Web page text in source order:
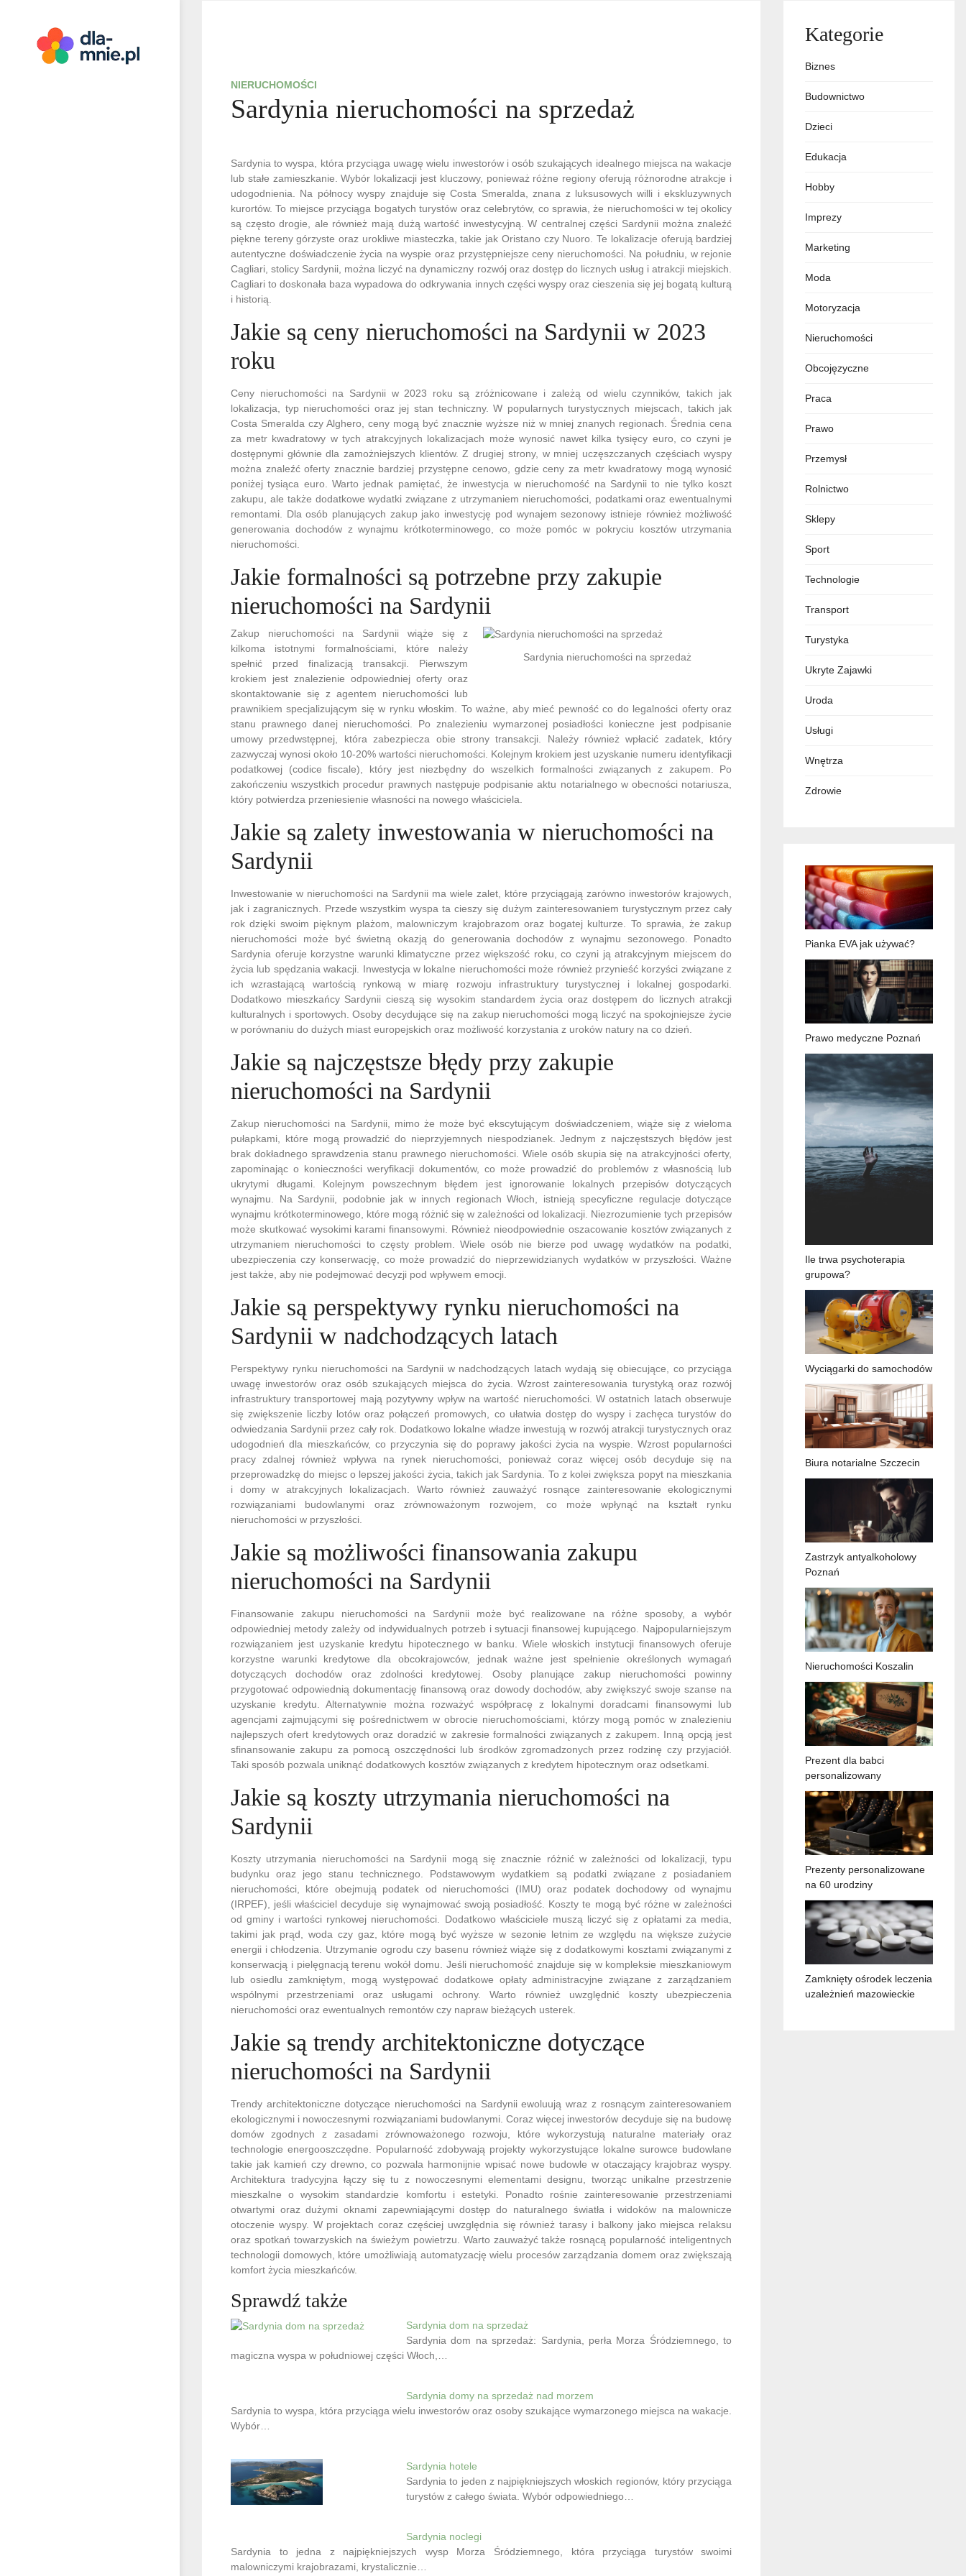
NIERUCHOMOŚCI
Sardynia nieruchomości na sprzedaż
Sardynia to wyspa, która przyciąga uwagę wielu inwestorów i osób szukających idealnego miejsca na wakacje
lub stałe zamieszkanie. Wybór lokalizacji jest kluczowy, ponieważ różne regiony oferują różnorodne atrakcje i
udogodnienia. Na północy wyspy znajduje się Costa Smeralda, znana z luksusowych willi i ekskluzywnych
kurortów. To miejsce przyciąga bogatych turystów oraz celebrytów, co sprawia, że nieruchomości w tej okolicy
są często drogie, ale również mają dużą wartość inwestycyjną. W centralnej części Sardynii można znaleźć
piękne tereny górzyste oraz urokliwe miasteczka, takie jak Oristano czy Nuoro. Te lokalizacje oferują bardziej
autentyczne doświadczenie życia na wyspie oraz przystępniejsze ceny nieruchomości. Na południu, w rejonie
Cagliari, stolicy Sardynii, można liczyć na dynamiczny rozwój oraz dostęp do licznych usług i atrakcji miejskich.
Cagliari to doskonała baza wypadowa do odkrywania innych części wyspy oraz cieszenia się jej bogatą kulturą
i historią.
Jakie są ceny nieruchomości na Sardynii w 2023
roku
Ceny nieruchomości na Sardynii w 2023 roku są zróżnicowane i zależą od wielu czynników, takich jak
lokalizacja, typ nieruchomości oraz jej stan techniczny. W popularnych turystycznych miejscach, takich jak
Costa Smeralda czy Alghero, ceny mogą być znacznie wyższe niż w mniej znanych regionach. Średnia cena
za metr kwadratowy w tych atrakcyjnych lokalizacjach może wynosić nawet kilka tysięcy euro, co czyni je
dostępnymi głównie dla zamożniejszych klientów. Z drugiej strony, w mniej uczęszczanych częściach wyspy
można znaleźć oferty znacznie bardziej przystępne cenowo, gdzie ceny za metr kwadratowy mogą wynosić
poniżej tysiąca euro. Warto jednak pamiętać, że inwestycja w nieruchomość na Sardynii to nie tylko koszt
zakupu, ale także dodatkowe wydatki związane z utrzymaniem nieruchomości, podatkami oraz ewentualnymi
remontami. Dla osób planujących zakup jako inwestycję pod wynajem sezonowy istnieje również możliwość
generowania dochodów z wynajmu krótkoterminowego, co może pomóc w pokryciu kosztów utrzymania
nieruchomości.
Jakie formalności są potrzebne przy zakupie
nieruchomości na Sardynii
Sardynia nieruchomości na sprzedaż
Zakup nieruchomości na Sardynii wiąże się z
kilkoma istotnymi formalnościami, które należy
spełnić przed finalizacją transakcji. Pierwszym
krokiem jest znalezienie odpowiedniej oferty oraz
skontaktowanie się z agentem nieruchomości lub
prawnikiem specjalizującym się w rynku włoskim. To ważne, aby mieć pewność co do legalności oferty oraz
stanu prawnego danej nieruchomości. Po znalezieniu wymarzonej posiadłości konieczne jest podpisanie
umowy przedwstępnej, która zabezpiecza obie strony transakcji. Należy również wpłacić zadatek, który
zazwyczaj wynosi około 10-20% wartości nieruchomości. Kolejnym krokiem jest uzyskanie numeru identyfikacji
podatkowej (codice fiscale), który jest niezbędny do wszelkich formalności związanych z zakupem. Po
zakończeniu wszystkich procedur prawnych następuje podpisanie aktu notarialnego w obecności notariusza,
który potwierdza przeniesienie własności na nowego właściciela.
Jakie są zalety inwestowania w nieruchomości na
Sardynii
Inwestowanie w nieruchomości na Sardynii ma wiele zalet, które przyciągają zarówno inwestorów krajowych,
jak i zagranicznych. Przede wszystkim wyspa ta cieszy się dużym zainteresowaniem turystycznym przez cały
rok dzięki swoim pięknym plażom, malowniczym krajobrazom oraz bogatej kulturze. To sprawia, że zakup
nieruchomości może być świetną okazją do generowania dochodów z wynajmu sezonowego. Ponadto
Sardynia oferuje korzystne warunki klimatyczne przez większość roku, co czyni ją atrakcyjnym miejscem do
życia lub spędzania wakacji. Inwestycja w lokalne nieruchomości może również przynieść korzyści związane z
ich wzrastającą wartością rynkową w miarę rozwoju infrastruktury turystycznej i lokalnej gospodarki.
Dodatkowo mieszkańcy Sardynii cieszą się wysokim standardem życia oraz dostępem do licznych atrakcji
kulturalnych i sportowych. Osoby decydujące się na zakup nieruchomości mogą liczyć na spokojniejsze życie
w porównaniu do dużych miast europejskich oraz możliwość korzystania z uroków natury na co dzień.
Jakie są najczęstsze błędy przy zakupie
nieruchomości na Sardynii
Zakup nieruchomości na Sardynii, mimo że może być ekscytującym doświadczeniem, wiąże się z wieloma
pułapkami, które mogą prowadzić do nieprzyjemnych niespodzianek. Jednym z najczęstszych błędów jest
brak dokładnego sprawdzenia stanu prawnego nieruchomości. Wiele osób skupia się na atrakcyjności oferty,
zapominając o konieczności weryfikacji dokumentów, co może prowadzić do problemów z własnością lub
ukrytymi długami. Kolejnym powszechnym błędem jest ignorowanie lokalnych przepisów dotyczących
wynajmu. Na Sardynii, podobnie jak w innych regionach Włoch, istnieją specyficzne regulacje dotyczące
wynajmu krótkoterminowego, które mogą różnić się w zależności od lokalizacji. Niezrozumienie tych przepisów
może skutkować wysokimi karami finansowymi. Również nieodpowiednie oszacowanie kosztów związanych z
utrzymaniem nieruchomości to częsty problem. Wiele osób nie bierze pod uwagę wydatków na podatki,
ubezpieczenia czy konserwację, co może prowadzić do nieprzewidzianych wydatków w przyszłości. Ważne
jest także, aby nie podejmować decyzji pod wpływem emocji.
Jakie są perspektywy rynku nieruchomości na
Sardynii w nadchodzących latach
Perspektywy rynku nieruchomości na Sardynii w nadchodzących latach wydają się obiecujące, co przyciąga
uwagę inwestorów oraz osób szukających miejsca do życia. Wzrost zainteresowania turystyką oraz rozwój
infrastruktury transportowej mają pozytywny wpływ na wartość nieruchomości. W ostatnich latach obserwuje
się zwiększenie liczby lotów oraz połączeń promowych, co ułatwia dostęp do wyspy i zachęca turystów do
odwiedzania Sardynii przez cały rok. Dodatkowo lokalne władze inwestują w rozwój atrakcji turystycznych oraz
udogodnień dla mieszkańców, co przyczynia się do poprawy jakości życia na wyspie. Wzrost popularności
pracy zdalnej również wpływa na rynek nieruchomości, ponieważ coraz więcej osób decyduje się na
przeprowadzkę do miejsc o lepszej jakości życia, takich jak Sardynia. To z kolei zwiększa popyt na mieszkania
i domy w atrakcyjnych lokalizacjach. Warto również zauważyć rosnące zainteresowanie ekologicznymi
rozwiązaniami budowlanymi oraz zrównoważonym rozwojem, co może wpłynąć na kształt rynku
nieruchomości w przyszłości.
Jakie są możliwości finansowania zakupu
nieruchomości na Sardynii
Finansowanie zakupu nieruchomości na Sardynii może być realizowane na różne sposoby, a wybór
odpowiedniej metody zależy od indywidualnych potrzeb i sytuacji finansowej kupującego. Najpopularniejszym
rozwiązaniem jest uzyskanie kredytu hipotecznego w banku. Wiele włoskich instytucji finansowych oferuje
korzystne warunki kredytowe dla obcokrajowców, jednak ważne jest spełnienie określonych wymagań
dotyczących dochodów oraz zdolności kredytowej. Osoby planujące zakup nieruchomości powinny
przygotować odpowiednią dokumentację finansową oraz dowody dochodów, aby zwiększyć swoje szanse na
uzyskanie kredytu. Alternatywnie można rozważyć współpracę z lokalnymi doradcami finansowymi lub
agencjami zajmującymi się pośrednictwem w obrocie nieruchomościami, którzy mogą pomóc w znalezieniu
najlepszych ofert kredytowych oraz doradzić w zakresie formalności związanych z zakupem. Inną opcją jest
sfinansowanie zakupu za pomocą oszczędności lub środków zgromadzonych przez rodzinę czy przyjaciół.
Taki sposób pozwala uniknąć dodatkowych kosztów związanych z kredytem hipotecznym oraz odsetkami.
Jakie są koszty utrzymania nieruchomości na
Sardynii
Koszty utrzymania nieruchomości na Sardynii mogą się znacznie różnić w zależności od lokalizacji, typu
budynku oraz jego stanu technicznego. Podstawowym wydatkiem są podatki związane z posiadaniem
nieruchomości, które obejmują podatek od nieruchomości (IMU) oraz podatek dochodowy od wynajmu
(IRPEF), jeśli właściciel decyduje się wynajmować swoją posiadłość. Koszty te mogą być różne w zależności
od gminy i wartości rynkowej nieruchomości. Dodatkowo właściciele muszą liczyć się z opłatami za media,
takimi jak prąd, woda czy gaz, które mogą być wyższe w sezonie letnim ze względu na większe zużycie
energii i chłodzenia. Utrzymanie ogrodu czy basenu również wiąże się z dodatkowymi kosztami związanymi z
konserwacją i pielęgnacją terenu wokół domu. Jeśli nieruchomość znajduje się w kompleksie mieszkaniowym
lub osiedlu zamkniętym, mogą występować dodatkowe opłaty administracyjne związane z zarządzaniem
wspólnymi przestrzeniami oraz usługami ochrony. Warto również uwzględnić koszty ubezpieczenia
nieruchomości oraz ewentualnych remontów czy napraw bieżących usterek.
Jakie są trendy architektoniczne dotyczące
nieruchomości na Sardynii
Trendy architektoniczne dotyczące nieruchomości na Sardynii ewoluują wraz z rosnącym zainteresowaniem
ekologicznymi i nowoczesnymi rozwiązaniami budowlanymi. Coraz więcej inwestorów decyduje się na budowę
domów zgodnych z zasadami zrównoważonego rozwoju, które wykorzystują naturalne materiały oraz
technologie energooszczędne. Popularność zdobywają projekty wykorzystujące lokalne surowce budowlane
takie jak kamień czy drewno, co pozwala harmonijnie wpisać nowe budowle w otaczający krajobraz wyspy.
Architektura tradycyjna łączy się tu z nowoczesnymi elementami designu, tworząc unikalne przestrzenie
mieszkalne o wysokim standardzie komfortu i estetyki. Ponadto rośnie zainteresowanie przestrzeniami
otwartymi oraz dużymi oknami zapewniającymi dostęp do naturalnego światła i widoków na malownicze
otoczenie wyspy. W projektach coraz częściej uwzględnia się również tarasy i balkony jako miejsca relaksu
oraz spotkań towarzyskich na świeżym powietrzu. Warto zauważyć także rosnącą popularność inteligentnych
technologii domowych, które umożliwiają automatyzację wielu procesów zarządzania domem oraz zwiększają
komfort życia mieszkańców.
Sprawdź także
Sardynia dom na sprzedaż
Sardynia dom na sprzedaż: Sardynia, perła Morza Śródziemnego, to
magiczna wyspa w południowej części Włoch,…
Sardynia domy na sprzedaż nad morzem
Sardynia to wyspa, która przyciąga wielu inwestorów oraz osoby szukające wymarzonego miejsca na wakacje.
Wybór…
Sardynia hotele
Sardynia to jeden z najpiękniejszych włoskich regionów, który przyciąga
turystów z całego świata. Wybór odpowiedniego…
Sardynia noclegi
Sardynia to jedna z najpiękniejszych wysp Morza Śródziemnego, która przyciąga turystów swoimi
malowniczymi krajobrazami, krystalicznie…
Kategorie
Biznes
Budownictwo
Dzieci
Edukacja
Hobby
Imprezy
Marketing
Moda
Motoryzacja
Nieruchomości
Obcojęzyczne
Praca
Prawo
Przemysł
Rolnictwo
Sklepy
Sport
Technologie
Transport
Turystyka
Ukryte Zajawki
Uroda
Usługi
Wnętrza
Zdrowie
Pianka EVA jak używać?
Prawo medyczne Poznań
Ile trwa psychoterapia
grupowa?
Wyciągarki do samochodów
Biura notarialne Szczecin
Zastrzyk antyalkoholowy
Poznań
Nieruchomości Koszalin
Prezent dla babci
personalizowany
Prezenty personalizowane
na 60 urodziny
Zamknięty ośrodek leczenia
uzależnień mazowieckie